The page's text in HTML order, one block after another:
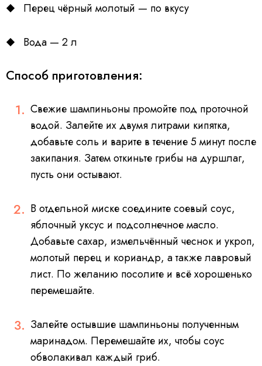
Перец чёрный молотый — по вкусу
Вода — 2 л
Способ приготовления:
Свежие шампиньоны промойте под проточной
водой. Залейте их двумя литрами кипятка,
добавьте соль и варите в течение 5 минут после
закипания. Затем откиньте грибы на дуршлаг,
пусть они остывают.
В отдельной миске соедините соевый соус,
яблочный уксус и подсолнечное масло.
Добавьте сахар, измельчённый чеснок и укроп,
молотый перец и кориандр, а также лавровый
лист. По желанию посолите и всё хорошенько
перемешайте.
Залейте остывшие шампиньоны полученным
маринадом. Перемешайте их, чтобы соус
обволакивал каждый гриб.